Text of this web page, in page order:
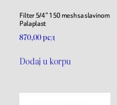
Filter 5/4” 150 mesh sa slavinom
Palaplast
870,00рсд
Dodaj u korpu